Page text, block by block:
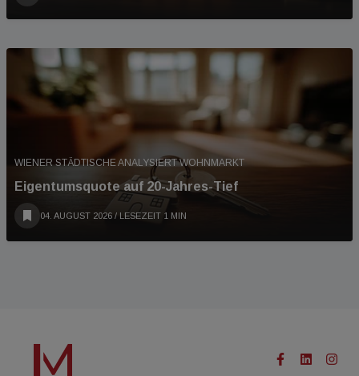
WIENER STÄDTISCHE ANALYSIERT WOHNMARKT
Eigentumsquote auf 20-Jahres-Tief
04. AUGUST 2026 / LESEZEIT 1 MIN